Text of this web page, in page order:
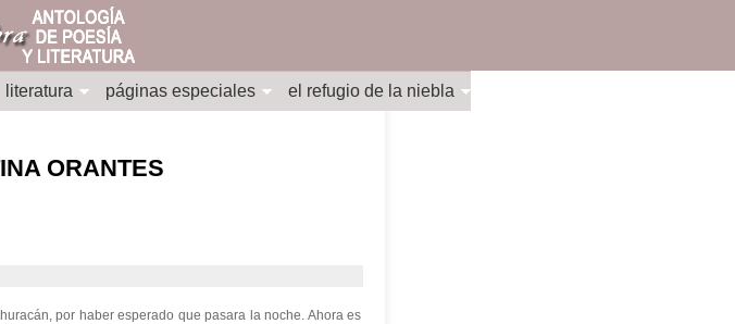
literatura páginas especiales el refugio de la niebla
ORANTES
por haber esperado que pasara la noche. Ahora es